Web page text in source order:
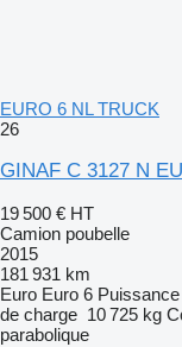
EURO 6 NL TRUCK
26
GINAF C 3127 N
19 500 € HT
Camion poubelle
2015
181 931 km
Euro Euro 6 Puissance
de charge 10 725 kg
parabolique